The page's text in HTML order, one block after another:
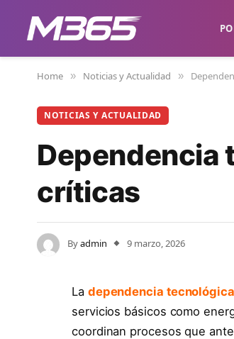
Home » Noticias y Actualidad »
NOTICIAS Y ACTUALIDAD
Dependencia
críticas
Byadmin 9 marzo, 2026
La dependencia tecnológica
servicios básicos como
coordinan procesos que